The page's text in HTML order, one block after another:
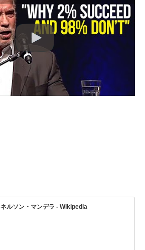
ネルソン・マンデラ - Wikipedia